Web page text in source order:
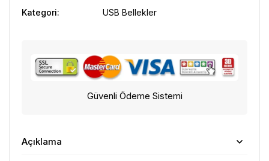
Kategori: USB Bellekler
Güvenli Ödeme Sistemi
Açıklama